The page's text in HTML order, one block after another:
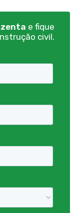
e fique
civil.